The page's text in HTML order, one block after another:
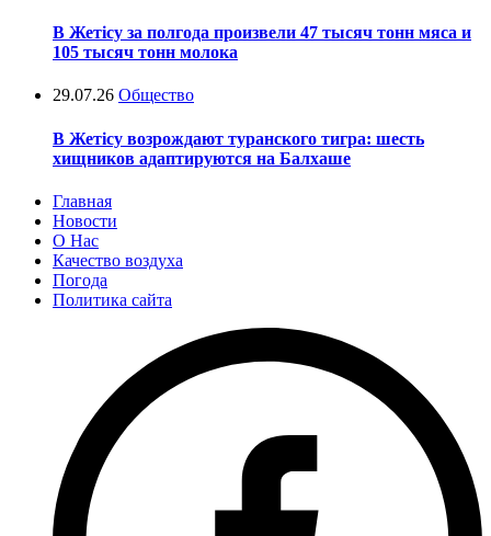
В Жетісу за полгода произвели 47 тысяч тонн мяса и
105 тысяч тонн молока
29.07.26 Общество
В Жетісу возрождают туранского тигра: шесть
хищников адаптируются на Балхаше
Главная
Новости
О Нас
Качество воздуха
Погода
Политика сайта